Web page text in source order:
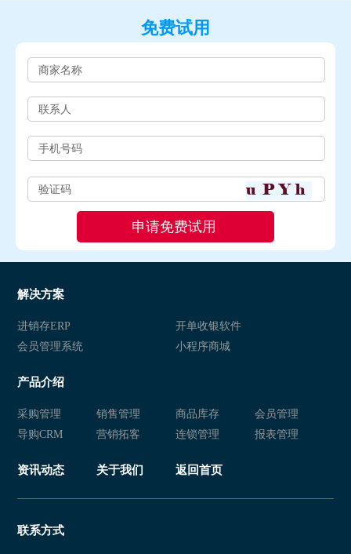
免费试用
解决方案
进销存ERP
开单收银软件
会员管理系统
小程序商城
产品介绍
采购管理 销售管理 商品库存
会员管理
导购CRM
营销拓客 连锁管理 报表管理
资讯动态 关于我们 返回首页
联系方式